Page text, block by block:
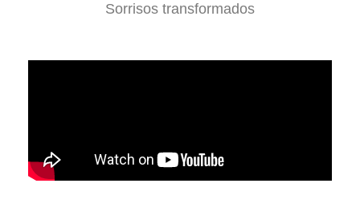
Sorrisos transformados